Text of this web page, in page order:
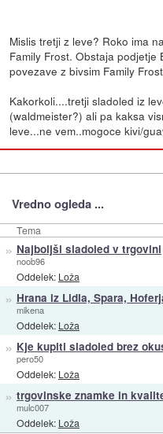
Mislis tretji z leve? Roko ima
Family Frost. Obstaja
povezave z bivsim Family
Kakorkoli....tretji sladoled iz
(waldmeister?) ali pa kaksa
leve...ne vem..mogoce kivi/
Vredno ogleda ...
Tema
» Najboljši sladoled v trgovini
noob96
Oddelek: Loža
» Hrana iz Lidla, Spara,
mikena
Oddelek: Loža
» Kje kupiti sladoled brez
pero50
Oddelek: Loža
» trgovinske znamke in
mulc007
Oddelek: Loža